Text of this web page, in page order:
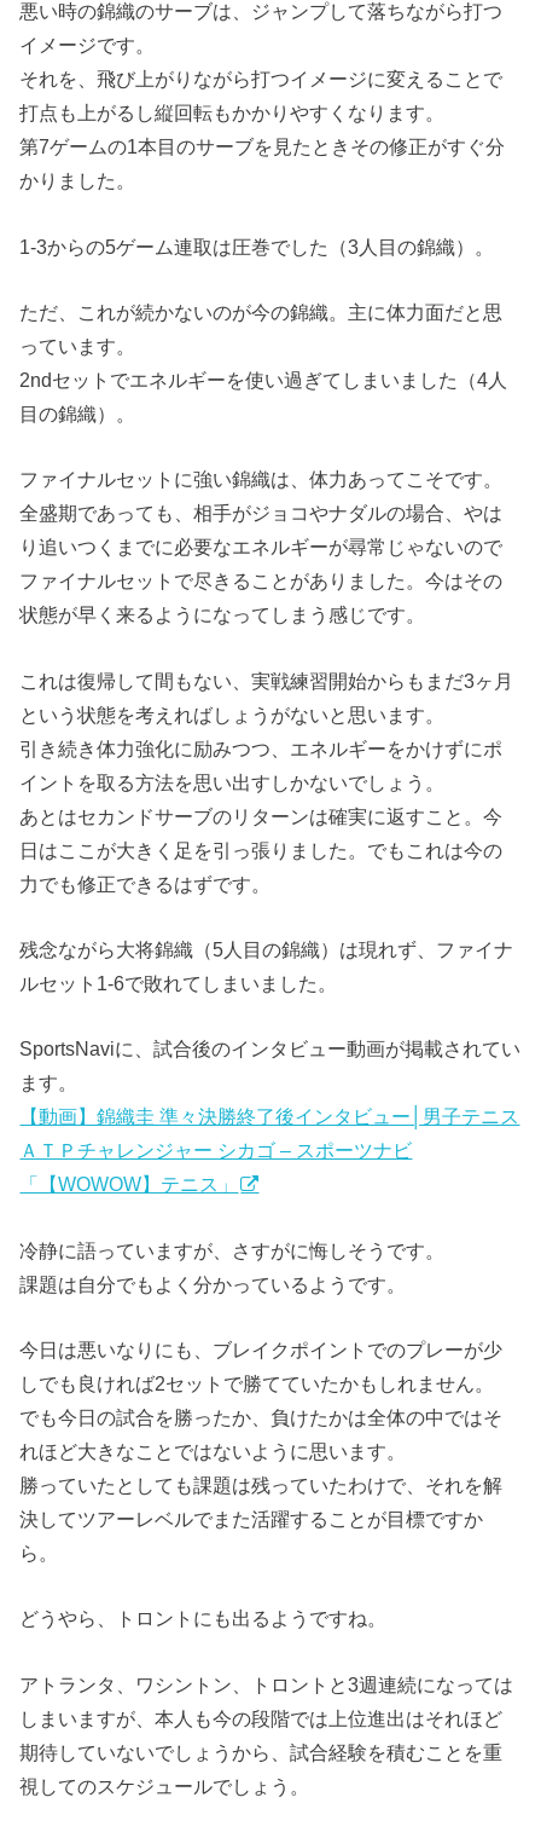
悪い時の錦織のサーブは、ジャンプして落ちながら打つ
イメージです。
それを、飛び上がりながら打つイメージに変えることで
打点も上がるし縦回転もかかりやすくなります。
第7ゲームの1本目のサーブを見たときその修正がすぐ分
かりました。
1-3からの5ゲーム連取は圧巻でした（3人目の錦織）。
ただ、これが続かないのが今の錦織。主に体力面だと思
っています。
2ndセットでエネルギーを使い過ぎてしまいました（4人
目の錦織）。
ファイナルセットに強い錦織は、体力あってこそです。
全盛期であっても、相手がジョコやナダルの場合、やは
り追いつくまでに必要なエネルギーが尋常じゃないので
ファイナルセットで尽きることがありました。今はその
状態が早く来るようになってしまう感じです。
これは復帰して間もない、実戦練習開始からもまだ3ヶ月
という状態を考えればしょうがないと思います。
引き続き体力強化に励みつつ、エネルギーをかけずにポ
イントを取る方法を思い出すしかないでしょう。
あとはセカンドサーブのリターンは確実に返すこと。今
日はここが大きく足を引っ張りました。でもこれは今の
力でも修正できるはずです。
残念ながら大将錦織（5人目の錦織）は現れず、ファイナ
ルセット1-6で敗れてしまいました。
SportsNaviに、試合後のインタビュー動画が掲載されてい
ます。
【動画】錦織圭 準々決勝終了後インタビュー│男子テニス
ＡＴＰチャレンジャー シカゴ – スポーツナビ
「【WOWOW】テニス」
冷静に語っていますが、さすがに悔しそうです。
課題は自分でもよく分かっているようです。
今日は悪いなりにも、ブレイクポイントでのプレーが少
しでも良ければ2セットで勝てていたかもしれません。
でも今日の試合を勝ったか、負けたかは全体の中ではそ
れほど大きなことではないように思います。
勝っていたとしても課題は残っていたわけで、それを解
決してツアーレベルでまた活躍することが目標ですか
ら。
どうやら、トロントにも出るようですね。
アトランタ、ワシントン、トロントと3週連続になっては
しまいますが、本人も今の段階では上位進出はそれほど
期待していないでしょうから、試合経験を積むことを重
視してのスケジュールでしょう。